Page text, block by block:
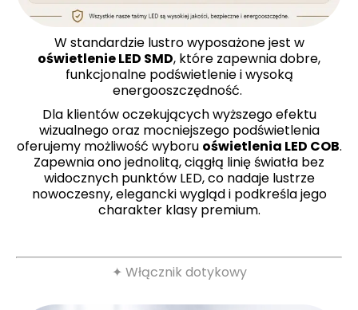
W standardzie lustro wyposażone jest w
oświetlenie LED SMD, które zapewnia dobre,
funkcjonalne podświetlenie i wysoką
energooszczędność.
Dla klientów oczekujących wyższego efektu
wizualnego oraz mocniejszego podświetlenia
oferujemy możliwość wyboru oświetlenia LED COB.
Zapewnia ono jednolitą, ciągłą linię światła bez
widocznych punktów LED, co nadaje lustrze
nowoczesny, elegancki wygląd i podkreśla jego
charakter klasy premium.
✦ Włącznik dotykowy